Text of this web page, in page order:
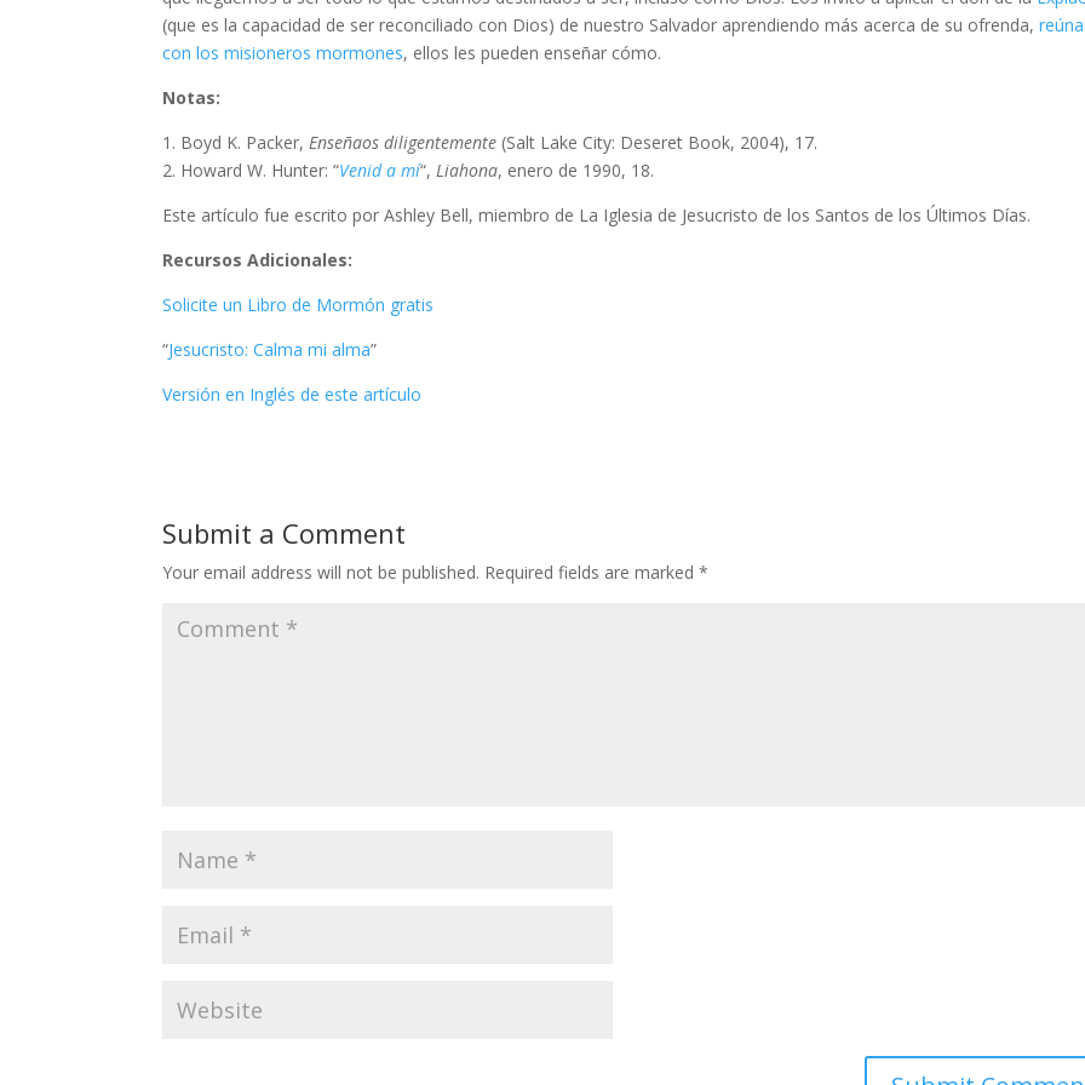
(que es la capacidad de ser reconciliado con Dios) de nuestro Salvador aprendiendo más acerca de su ofrenda,
con los misioneros mormones, ellos les pueden enseñar cómo.
Notas:
1. Boyd K. Packer,Enseñaos diligentemente (Salt Lake City: Deseret Book, 2004), 17.
2. Howard W. Hunter: “Venid a mí“,Liahona, enero de 1990, 18.
Este artículo fue escrito por Ashley Bell, miembro de La Iglesia de Jesucristo de los Santos de los Últimos Días.
Recursos Adicionales:
Solicite un Libro de Mormón gratis
“Jesucristo: Calma mi alma”
Versión en Inglés de este artículo
Submit a Comment
Your email address will not be published. Required fields are marked*